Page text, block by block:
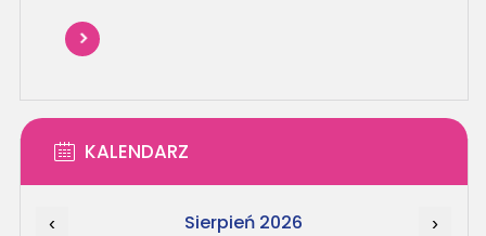
KALENDARZ
‹ Sierpień 2026 ›